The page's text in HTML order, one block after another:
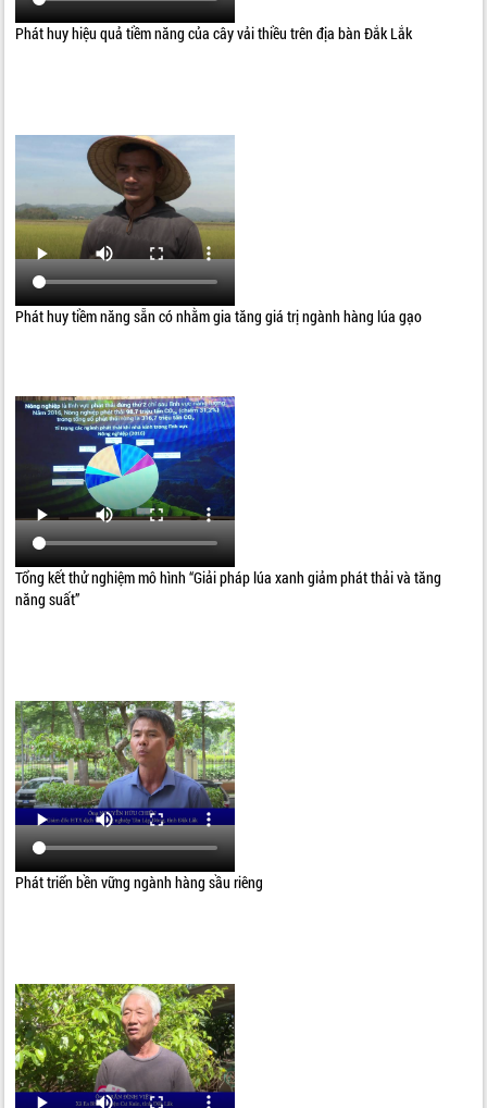
Phát huy hiệu quả tiềm năng của cây vải thiều trên địa bàn Đắk Lắk
Phát huy tiềm năng sẵn có nhằm gia tăng giá trị ngành hàng lúa gạo
Tổng kết thử nghiệm mô hình “Giải pháp lúa xanh giảm phát thải và tăng
năng suất”
Phát triển bền vững ngành hàng sầu riêng